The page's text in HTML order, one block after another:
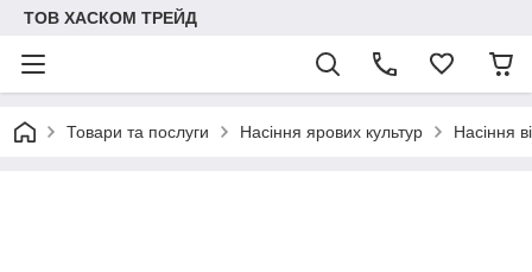
ТОВ ХАСКОМ ТРЕЙД
Товари та послуги Насіння ярових культур Насіння